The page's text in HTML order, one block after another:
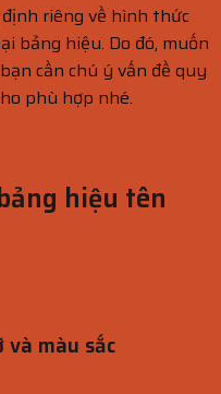
riêng về hình thức
bảng hiệu. Do đó, muốn
cần chú ý vấn đề quy
phù hợp nhé.
hiệu tên
và màu sắc